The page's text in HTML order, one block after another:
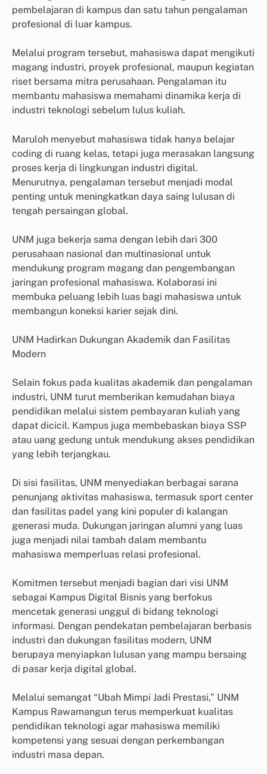
pembelajaran di kampus dan satu tahun pengalaman
profesional di luar kampus.
Melalui program tersebut, mahasiswa dapat mengikuti
magang industri, proyek profesional, maupun kegiatan
riset bersama mitra perusahaan. Pengalaman itu
membantu mahasiswa memahami dinamika kerja di
industri teknologi sebelum lulus kuliah.
Maruloh menyebut mahasiswa tidak hanya belajar
coding di ruang kelas, tetapi juga merasakan langsung
proses kerja di lingkungan industri digital.
Menurutnya, pengalaman tersebut menjadi modal
penting untuk meningkatkan daya saing lulusan di
tengah persaingan global.
UNM juga bekerja sama dengan lebih dari 300
perusahaan nasional dan multinasional untuk
mendukung program magang dan pengembangan
jaringan profesional mahasiswa. Kolaborasi ini
membuka peluang lebih luas bagi mahasiswa untuk
membangun koneksi karier sejak dini.
UNM Hadirkan Dukungan Akademik dan Fasilitas
Modern
Selain fokus pada kualitas akademik dan pengalaman
industri, UNM turut memberikan kemudahan biaya
pendidikan melalui sistem pembayaran kuliah yang
dapat dicicil. Kampus juga membebaskan biaya SSP
atau uang gedung untuk mendukung akses pendidikan
yang lebih terjangkau.
Di sisi fasilitas, UNM menyediakan berbagai sarana
penunjang aktivitas mahasiswa, termasuk sport center
dan fasilitas padel yang kini populer di kalangan
generasi muda. Dukungan jaringan alumni yang luas
juga menjadi nilai tambah dalam membantu
mahasiswa memperluas relasi profesional.
Komitmen tersebut menjadi bagian dari visi UNM
sebagai Kampus Digital Bisnis yang berfokus
mencetak generasi unggul di bidang teknologi
informasi. Dengan pendekatan pembelajaran berbasis
industri dan dukungan fasilitas modern, UNM
berupaya menyiapkan lulusan yang mampu bersaing
di pasar kerja digital global.
Melalui semangat “Ubah Mimpi Jadi Prestasi,” UNM
Kampus Rawamangun terus memperkuat kualitas
pendidikan teknologi agar mahasiswa memiliki
kompetensi yang sesuai dengan perkembangan
industri masa depan.